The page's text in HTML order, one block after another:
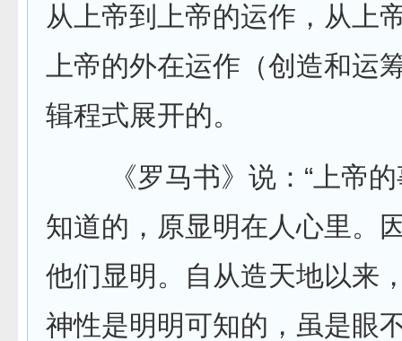
从上帝到上帝的运作，从上
上帝的外在运作（创造和运
辑程式展开的。
《罗马书》说：“上帝的
知道的，原显明在人心里。
他们显明。自从造天地以来
神性是明明可知的，虽是眼